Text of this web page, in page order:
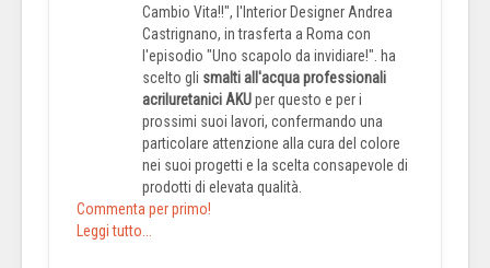
Cambio Vita!!", l'Interior Designer Andrea
Castrignano, in trasferta a Roma con
l'episodio "Uno scapolo da invidiare!". ha
scelto gli smalti all'acqua professionali
acriluretanici AKUper questo e per i
prossimi suoi lavori, confermando una
particolare attenzione alla cura del colore
nei suoi progetti e la scelta consapevole di
prodotti di elevata qualità.
Commenta per primo!
Leggi tutto...